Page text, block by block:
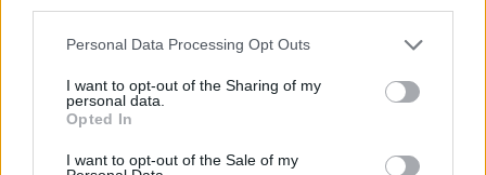
Please note that this website/app uses one or more Google
not limited to your visit or usage behaviour. You may click to
grant or deny consent to Google and its third-party tags to
use your data for below specified purposes in below Google
consent section.
Personal Data Processing Opt Outs
I want to opt-out of the Sharing of my
personal data.
Opted In
I want to opt-out of the Sale of my
Beatrice Faggin
Beatrice Faggin ha ottenuto documenti ufficiali
su una gara d'appalto dopo una settimana di
accesso agli atti; è redattrice di desk che
fact-checking interno. Genovese di nascita,